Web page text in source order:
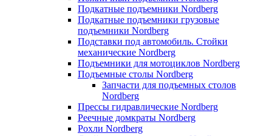
Подкатные подъемники Nordberg
Подкатные подъемники грузовые
подъемники Nordberg
Подставки под автомобиль. Стойки
механические Nordberg
Подъемники для мотоциклов Nordberg
Подъемные столы Nordberg
Запчасти для подъемных столов
Nordberg
Прессы гидравлические Nordberg
Реечные домкраты Nordberg
Рохли Nordberg